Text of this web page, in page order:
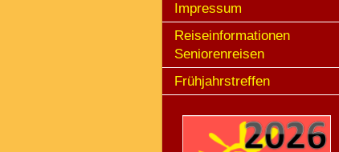
Impressum
Reiseinformationen
Seniorenreisen
Frühjahrstreffen